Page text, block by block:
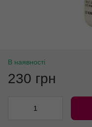
В наявності
230 грн